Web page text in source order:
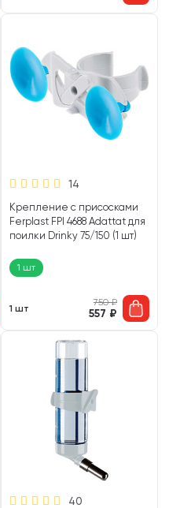
14
Крепление с присосками
Ferplast FPI 4688 Adattat для
поилки Drinky 75/150 (1 шт)
1 шт
1 шт
750₽
557 ₽
40